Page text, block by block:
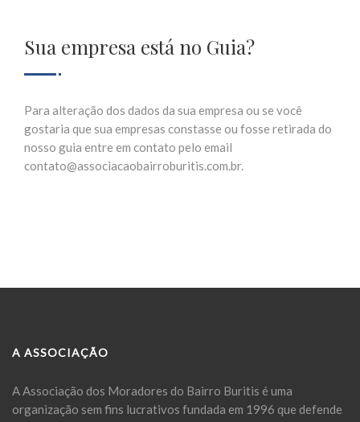
Sua empresa está no Guia?
Para alteração dos dados da sua empresa ou se você
gostaria que sua empresas constasse ou fosse retirada do
nosso guia entre em contato pelo email
contato@associacaobairroburitis.com.br.
A ASSOCIAÇÃO
A Associação dos Moradores do Bairro Buritis é uma
organização sem fins lucrativos fundada em 1996 que defende